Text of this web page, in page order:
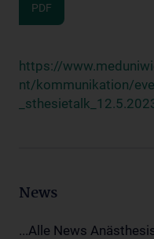
PDF
https://
nt/kommunikation/
News
...Alle News